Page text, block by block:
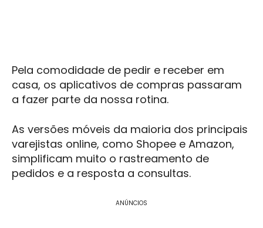
Pela comodidade de pedir e receber em
casa, os aplicativos de compras passaram
a fazer parte da nossa rotina.
As versões móveis da maioria dos principais
varejistas online, como Shopee e Amazon,
simplificam muito o rastreamento de
pedidos e a resposta a consultas.
ANÚNCIOS